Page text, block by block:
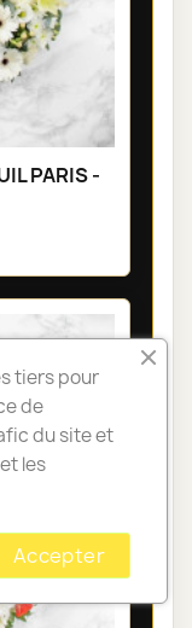
PARIS -
tiers pour
de
du site et
les
Accepter